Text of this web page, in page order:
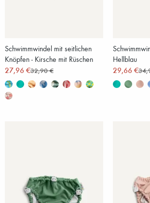
Schwimmwindel mit seitlichen
Knöpfen - Kirsche mit Rüschen
27,96 €32,90 €
Hellblau
29,66 €